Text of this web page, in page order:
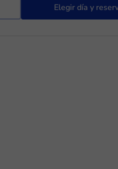
Elegir día y